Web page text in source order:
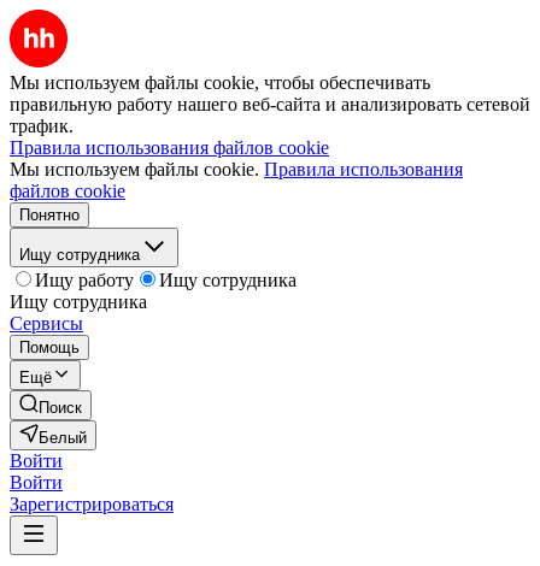
Мы используем файлы cookie, чтобы обеспечивать
правильную работу нашего веб-сайта и анализировать сетевой
трафик.
Правила использования файлов cookie
Мы используем файлы cookie. Правила использования
файлов cookie
Понятно
Ищу сотрудника
Ищу работу
Ищу сотрудника
Ищу сотрудника
Сервисы
Помощь
Ещё
Поиск
Белый
Войти
Войти
Зарегистрироваться